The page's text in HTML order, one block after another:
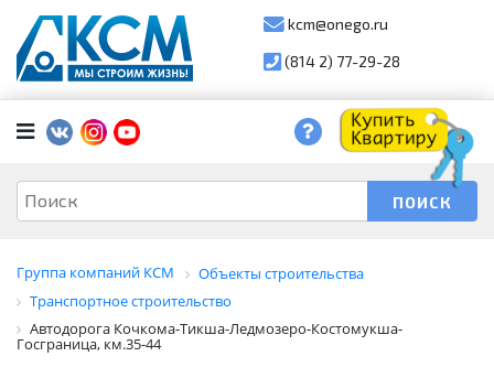
kcm@onego.ru
(814 2) 77-29-28
Группа компаний КСМ
Объекты строительства
Транспортное строительство
Автодорога Кочкома-Тикша-Ледмозеро-Костомукша-
Госграница, км.35-44